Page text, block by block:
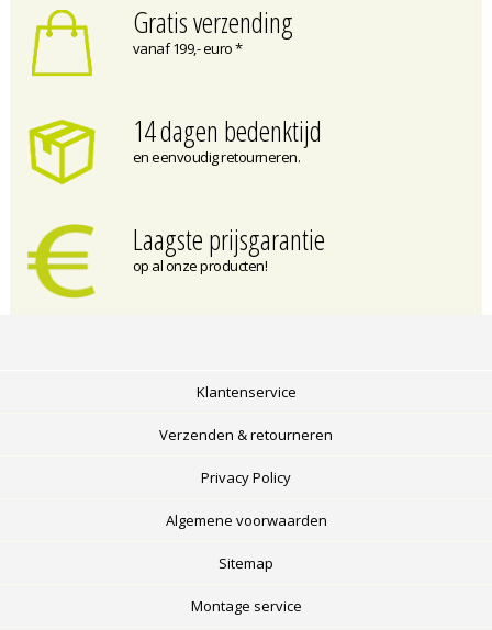
Gratis verzending
vanaf 199,- euro *
14 dagen bedenktijd
en eenvoudig retourneren.
Laagste prijsgarantie
op al onze producten!
Klantenservice
Verzenden & retourneren
Privacy Policy
Algemene voorwaarden
Sitemap
Montage service